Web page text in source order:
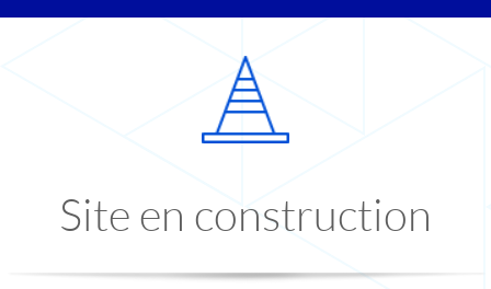
Site en construction